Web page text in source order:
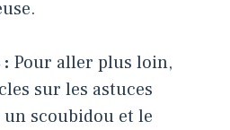
Pour aller plus loin,
sur les astuces
scoubidou et le